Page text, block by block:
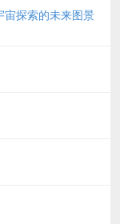
探索的未来图景